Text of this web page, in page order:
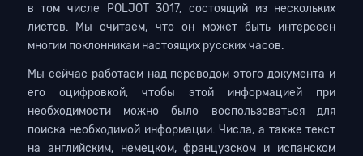
в том числе POLJOT 3017, состоящий из нескольких
листов. Мы считаем, что он может быть интересен
многим поклонникам настоящих русских часов.
Мы сейчас работаем над переводом этого документа и
его оцифровкой, чтобы этой информацией при
необходимости можно было воспользоваться для
поиска необходимой информации. Числа, а также текст
на английским, немецком, французском и испанском